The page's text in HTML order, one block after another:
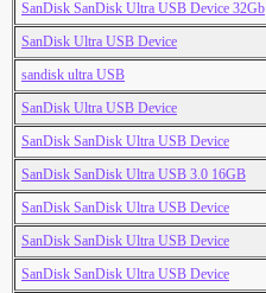
SanDisk SanDisk Ultra USB Device 32Gb
SanDisk Ultra USB Device
sandisk ultra USB
SanDisk Ultra USB Device
SanDisk SanDisk Ultra USB Device
SanDisk SanDisk Ultra USB 3.0 16GB
SanDisk SanDisk Ultra USB Device
SanDisk SanDisk Ultra USB Device
SanDisk SanDisk Ultra USB Device